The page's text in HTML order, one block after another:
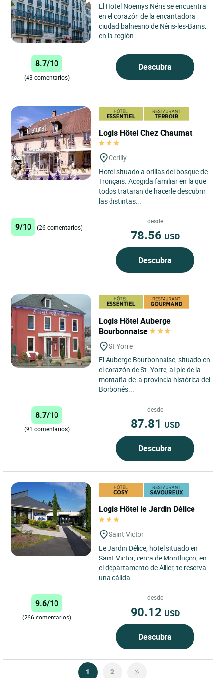
El Hotel Noemys Néris se encuentra
en el corazón de la encantadora
ciudad balneario de Néris-les-Bains,
en la región...
8.7/10
(43 comentarios)
Descubra
Logis Hôtel Chez Chaumat
Cerilly
Hotel situado a orillas del bosque de
Tronçais. Acogida familiar en la que
todos tratarán de hacerle descubrir
las distintas...
9/10 (26 comentarios)
desde
78.56 USD
Descubra
Logis Hôtel Auberge
Bourbonnaise
St Yorre
El Auberge Bourbonnaise, situado en
el corazón de St. Yorre, al pie de la
montaña de la provincia histórica del
Borbonés...
8.7/10
(91 comentarios)
desde
87.81 USD
Descubra
Logis Hôtel le Jardin Délice
Saint Victor
Le Jardin Délice, hotel situado en
Saint Victor, cerca de Montluçon, en
el departamento de Allier, te reserva
una cálida...
9.6/10
(266 comentarios)
desde
90.12 USD
Descubra
1 2